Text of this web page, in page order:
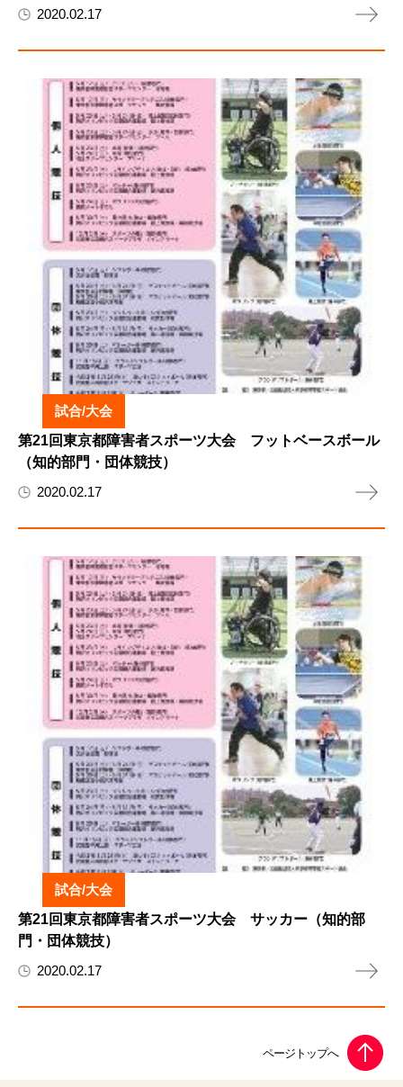
2020.02.17
試合/大会
第21回東京都障害者スポーツ大会 フットベースボール
（知的部門・団体競技）
2020.02.17
試合/大会
第21回東京都障害者スポーツ大会 サッカー（知的部
門・団体競技）
2020.02.17